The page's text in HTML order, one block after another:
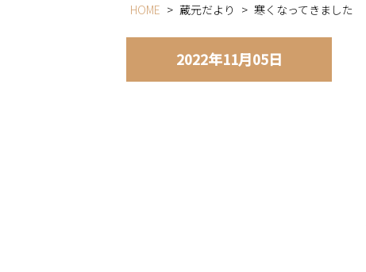
HOME > 蔵元だより > 寒くなってきました
2022年11月05日